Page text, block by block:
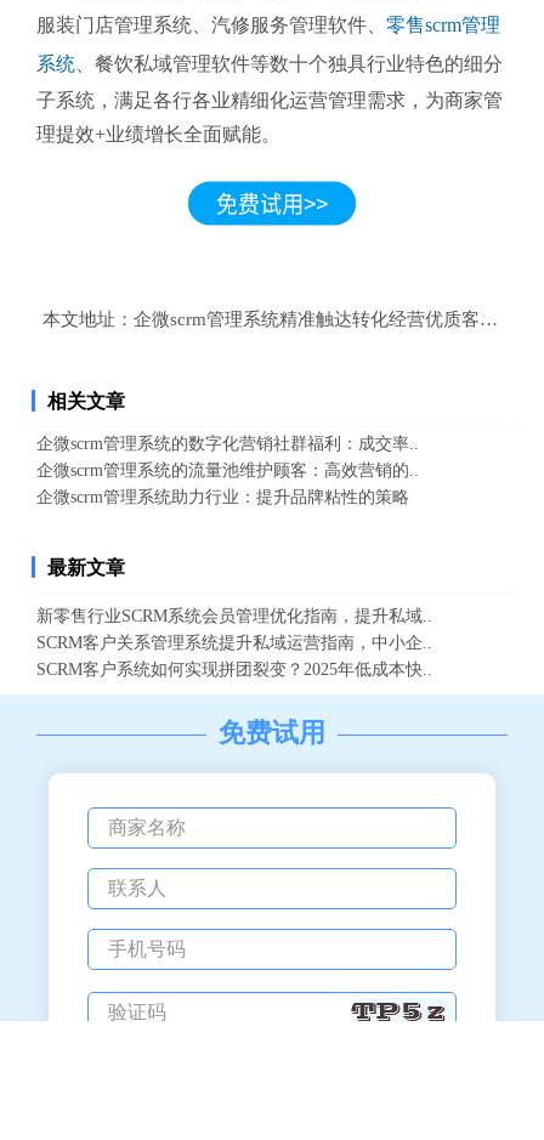
服装门店管理系统、汽修服务管理软件、 零售scrm管理
系统 、餐饮私域管理软件等数十个独具行业特色的细分
子系统，满足各行各业精细化运营管理需求，为商家管
理提效+业绩增长全面赋能。
本文地址： 企微scrm管理系统精准触达转化经营优质客户？
相关文章
企微scrm管理系统的数字化营销社群福利：成交率..
企微scrm管理系统的流量池维护顾客：高效营销的..
企微scrm管理系统助力行业：提升品牌粘性的策略
最新文章
新零售行业SCRM系统会员管理优化指南，提升私域..
SCRM客户关系管理系统提升私域运营指南，中小企..
SCRM客户系统如何实现拼团裂变？2025年低成本快..
免费试用